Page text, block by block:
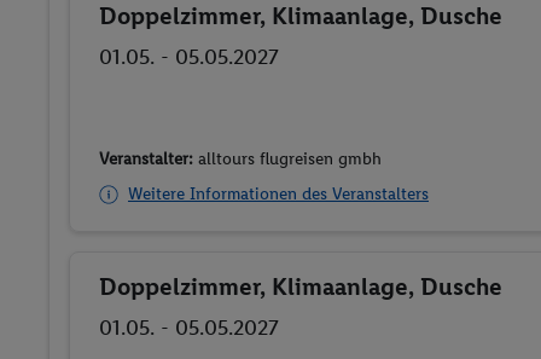
Buchen
Doppelzimmer, Klimaanlage, Dusche
01.05. - 05.05.2027
Veranstalter: alltours flugreisen gmbh
Weitere Informationen des Veranstalters
Buchen
Doppelzimmer, Klimaanlage, Dusche
01.05. - 05.05.2027